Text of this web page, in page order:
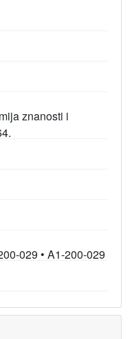
znanosti i
029 • A1-200-029